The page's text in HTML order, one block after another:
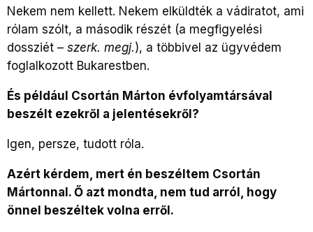
Nekem nem kellett. Nekem elküldték a vádiratot, ami
rólam szólt, a második részét (a megfigyelési
dossziét – szerk. megj.), a többivel az ügyvédem
foglalkozott Bukarestben.
És például Csortán Márton évfolyamtársával
beszélt ezekről a jelentésekről?
Igen, persze, tudott róla.
Azért kérdem, mert én beszéltem Csortán
Mártonnal. Ő azt mondta, nem tud arról, hogy
önnel beszéltek volna erről.